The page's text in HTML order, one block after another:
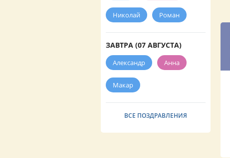
Николай Роман
ЗАВТРА (07 АВГУСТА)
Александр Анна
Макар
ВСЕ ПОЗДРАВЛЕНИЯ